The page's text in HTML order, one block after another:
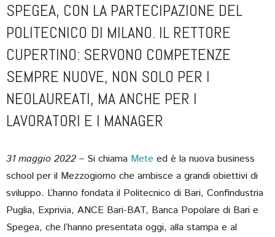
SPEGEA, CON LA PARTECIPAZIONE DEL
POLITECNICO DI MILANO. IL RETTORE
CUPERTINO: SERVONO COMPETENZE
SEMPRE NUOVE, NON SOLO PER I
NEOLAUREATI, MA ANCHE PER I
LAVORATORI E I MANAGER
31 maggio 2022 – Si chiama Mete ed è la nuova business
school per il Mezzogiorno che ambisce a grandi obiettivi di
sviluppo. L’hanno fondata il Politecnico di Bari, Confindustria
Puglia, Exprivia, ANCE Bari-BAT, Banca Popolare di Bari e
Spegea, che l’hanno presentata oggi, alla stampa e al